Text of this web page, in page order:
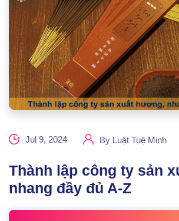
Jul 9, 2024 By Luật Tuệ Minh
Thành lập công ty sản
nhang đầy đủ A-Z